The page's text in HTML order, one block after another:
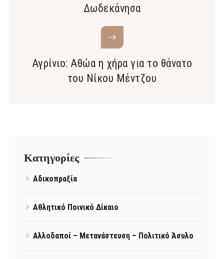
Δωδεκάνησα
Αγρίνιο: Αθώα η χήρα για το θάνατο
του Νίκου Μέντζου
Kατηγορίες
Αδικοπραξία
Αθλητικό Ποινικό Δίκαιο
Αλλοδαποί – Μετανάστευση – Πολιτικό Άσυλο